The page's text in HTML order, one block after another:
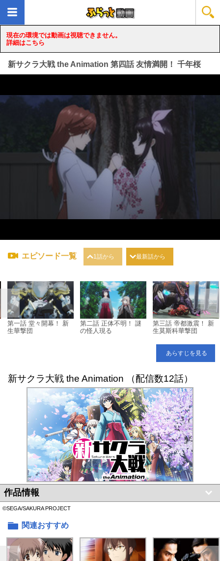
現在の環境では動画は視聴できません。
詳細はこちら
新サクラ大戦 the Animation 第四話 友情満開！ 千年桜
loading...
エピソード一覧 1話から 最新話から
第一話 堂々開幕！ 新
生華撃団
第二話 正体不明！ 謎
の怪人現る
第三話 帝都激震！ 新
生莫斯科華撃団
あらすじを見る
新サクラ大戦 the Animation （配信数12話）
作品情報
©SEGA/SAKURA PROJECT
関連おすすめ